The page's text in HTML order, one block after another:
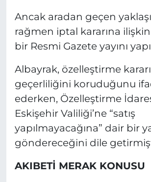
Ancak aradan geçen
rağmen iptal kararına
bir Resmi Gazete yayını
Albayrak, özelleştirme
geçerliliğini koruduğunu
ederken, Özelleştirme
Eskişehir Valiliği’ne “satış
yapılmayacağına” dair bir
göndereceğini dile
AKIBETİ MERAK KONUSU